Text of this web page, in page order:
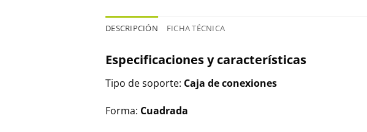
DESCRIPCIÓN FICHA TÉCNICA
Especificaciones y características
Tipo de soporte: Caja de conexiones
Forma: Cuadrada